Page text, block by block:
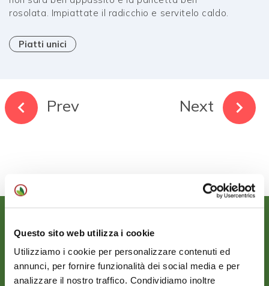
Questo sito web utilizza i cookie
Utilizziamo i cookie per personalizzare contenuti ed
annunci, per fornire funzionalità dei social media e per
analizzare il nostro traffico. Condividiamo inoltre
rosolata. Impiattate il radicchio e servitelo caldo.
Piatti unici
Prev Next